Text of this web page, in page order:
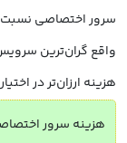
سرور اختصاصی نسبت
واقع گران‌ترین
هزینه ارزان‌تر در
هزینه سرور